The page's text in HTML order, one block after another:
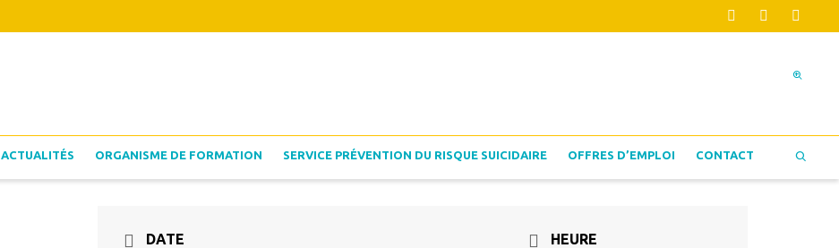
ACTUALITÉS ORGANISME DE FORMATION SERVICE PRÉVENTION DU RISQUE SUICIDAIRE OFFRES D’EMPLOI CONTACT
DATE HEURE